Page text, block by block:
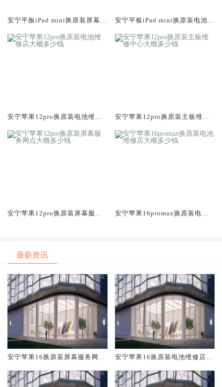
安宁平板iPad mini换原装屏幕服
安宁平板iPad mini换原装电池维
安宁苹果12pro换原装电池维修
安宁苹果12pro换原装主板维修
安宁苹果12pro换原装屏幕服务
安宁苹果16promax换原装电池
最新资讯
安宁苹果16换原装屏幕服务网点
安宁苹果16换原装电池维修店大